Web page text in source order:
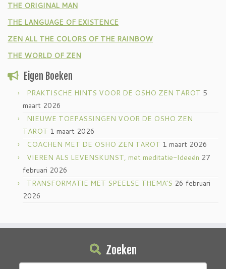
THE ORIGINAL MAN
THE LANGUAGE OF EXISTENCE
ZEN ALL THE COLORS OF THE RAINBOW
THE WORLD OF ZEN
Eigen Boeken
PRAKTISCHE HINTS VOOR DE OSHO ZEN TAROT 5
maart 2026
NIEUWE TOEPASSINGEN VOOR DE OSHO ZEN
TAROT 1 maart 2026
COACHEN MET DE OSHO ZEN TAROT 1 maart 2026
VIEREN ALS LEVENSKUNST, met meditatie-Ideeën 27
februari 2026
TRANSFORMATIE MET SPEELSE THEMA’S 26 februari
2026
Zoeken